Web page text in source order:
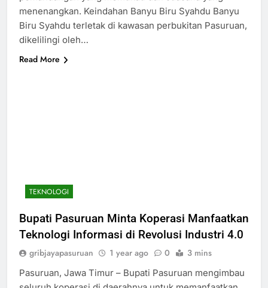
menenangkan. Keindahan Banyu Biru Syahdu Banyu
Biru Syahdu terletak di kawasan perbukitan Pasuruan,
dikelilingi oleh…
Read More
TEKNOLOGI
Bupati Pasuruan Minta Koperasi Manfaatkan
Teknologi Informasi di Revolusi Industri 4.0
gribjayapasuruan 1 year ago 0 3 mins
Pasuruan, Jawa Timur – Bupati Pasuruan mengimbau